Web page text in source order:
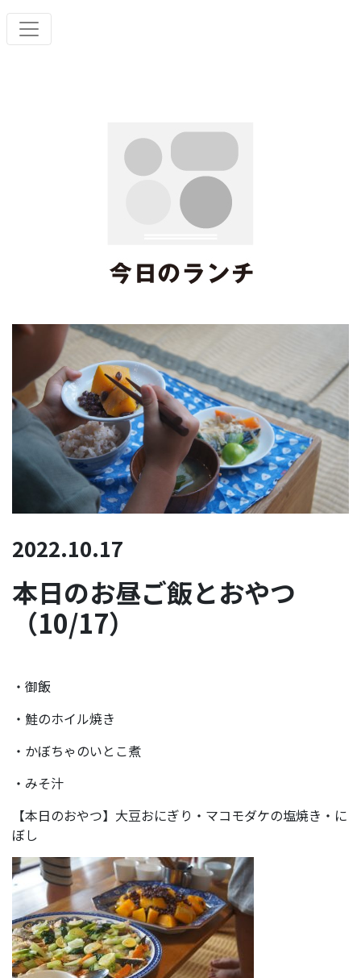
2022.10.17
本日のお昼ご飯とおやつ
（10/17）
・御飯
・鮭のホイル焼き
・かぼちゃのいとこ煮
・みそ汁
【本日のおやつ】大豆おにぎり・マコモダケの塩焼き・に
ぼし